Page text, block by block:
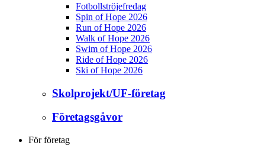
Fotbollströjefredag
Spin of Hope 2026
Run of Hope 2026
Walk of Hope 2026
Swim of Hope 2026
Ride of Hope 2026
Ski of Hope 2026
Skolprojekt/UF-företag
Företagsgåvor
För företag